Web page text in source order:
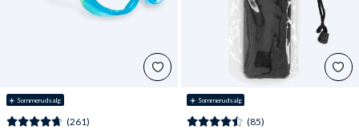
☀️ Sommerudsalg
(261)
☀️ Sommerudsalg
(85)